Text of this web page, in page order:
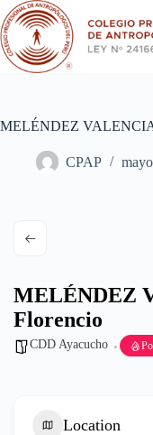
Saltar
al
contenido
MELÉNDEZ VALENCIA
CPAP
MELÉNDEZ
Florencio
CDD Ayacucho
Location